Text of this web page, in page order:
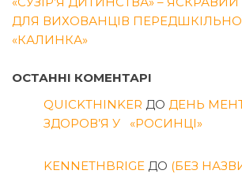
ДЛЯ ВИХОВАНЦІВ
«КАЛИНКА»
ОСТАННІ КОМЕНТАРІ
QUICKTHINKER ДО ДЕНЬ
ЗДОРОВ’Я У «РОСИНЦІ»
KENNETHBRIGE ДО (БЕЗ